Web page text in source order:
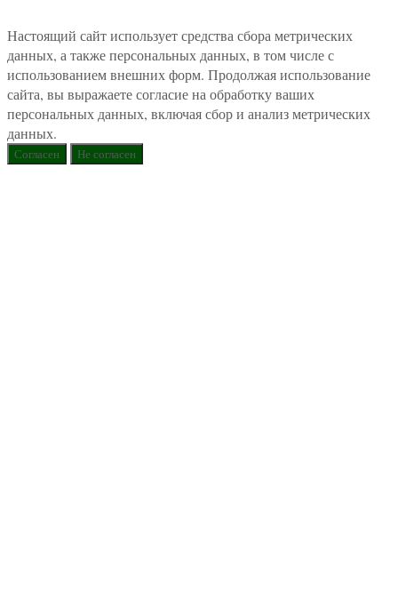
Настоящий сайт использует средства сбора метрических
данных, а также персональных данных, в том числе с
использованием внешних форм. Продолжая использование
сайта, вы выражаете согласие на обработку ваших
персональных данных, включая сбор и анализ метрических
данных.
Согласен Не согласен